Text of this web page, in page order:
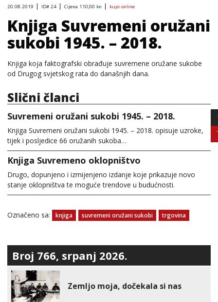
20.08.2019 ID# 24 Cijena 110,00 kn kupi online
Knjiga Suvremeni oružani
sukobi 1945. – 2018.
Knjiga koja faktografski obrađuje suvremene oružane sukobe
od Drugog svjetskog rata do današnjih dana.
Slični članci
Suvremeni oružani sukobi 1945. – 2018.
Knjiga Suvremeni oružani sukobi 1945. – 2018. opisuje uzroke,
tijek i posljedice 66 oružanih sukoba…
Knjiga Suvremeno oklopništvo
Drugo, dopunjeno i izmijenjeno izdanje koje prikazuje novo
stanje oklopništva te moguće trendove u budućnosti.
Označeno sa: knjiga suvremeni oružani sukobi trgovina
Broj 766, srpanj 2026.
Zemljo moja, dočekala si nas